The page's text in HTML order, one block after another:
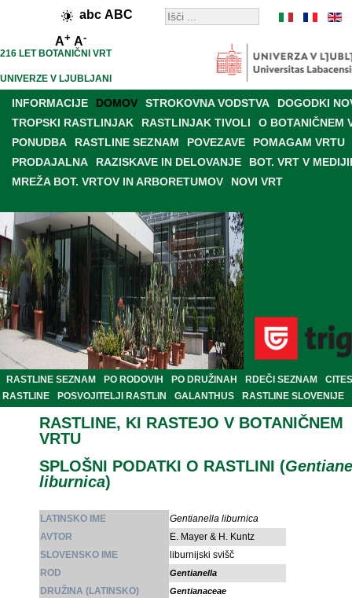
abc ABC
A+ A-
216 LET BOTANIČNI VRT
UNIVERZE V LJUBLJANI
INFORMACIJE DOMOV STROKOVNA VODSTVA
DOGODKI
TROPSKI RASTLINJAK
RASTLINJAK TIVOLI
O BOTANIČNEM
PONUDBA
RASTLINE SEZNAM POVEZAVE
POMAGAM VRTU
PRODAJALNA
RAZISKAVE IN DELOVANJE
BOT. VRT V
MREŽA BOT. VRTOV IN ARBORETUMOV
NOVI VRT
RASTLINE SEZNAM PO RODOVIH PO DRUŽINAH RDEČI SEZNAM
CITES
RASTLINE
POSVOJITELJI RASTLIN GALANTHUS RASTLINE SLOVENIJE
RASTLINE, KI RASTEJO V BOTANIČNEM
VRTU
SPLOŠNI PODATKI O RASTLINI (
liburnica)
LATINSKO IME
Gentianella liburnica
AVTOR
E. Mayer & H. Kuntz
SLOVENSKO IME
liburnijski svišč
ROD
Gentianella
DRUŽINA (LATINSKO) Gentianaceae